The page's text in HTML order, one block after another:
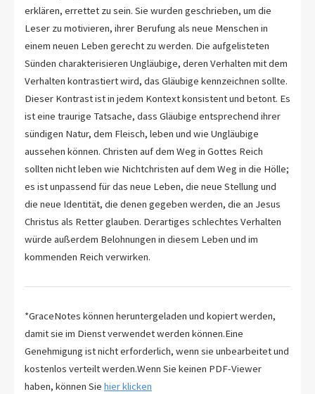
erklären, errettet zu sein. Sie wurden geschrieben, um die
Leser zu motivieren, ihrer Berufung als neue Menschen in
einem neuen Leben gerecht zu werden. Die aufgelisteten
Sünden charakterisieren Ungläubige, deren Verhalten mit dem
Verhalten kontrastiert wird, das Gläubige kennzeichnen sollte.
Dieser Kontrast ist in jedem Kontext konsistent und betont. Es
ist eine traurige Tatsache, dass Gläubige entsprechend ihrer
sündigen Natur, dem Fleisch, leben und wie Ungläubige
aussehen können. Christen auf dem Weg in Gottes Reich
sollten nicht leben wie Nichtchristen auf dem Weg in die Hölle;
es ist unpassend für das neue Leben, die neue Stellung und
die neue Identität, die denen gegeben werden, die an Jesus
Christus als Retter glauben. Derartiges schlechtes Verhalten
würde außerdem Belohnungen in diesem Leben und im
kommenden Reich verwirken.
*GraceNotes können heruntergeladen und kopiert werden,
damit sie im Dienst verwendet werden können.Eine
Genehmigung ist nicht erforderlich, wenn sie unbearbeitet und
kostenlos verteilt werden.Wenn Sie keinen PDF-Viewer
haben, können Sie hier klicken